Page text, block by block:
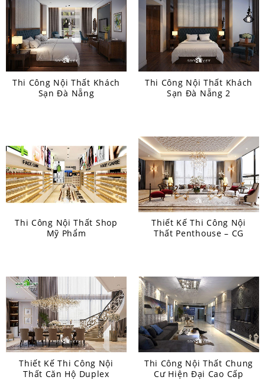
Thi Công Nội Thất Khách
Sạn Đà Nẵng
Thi Công Nội Thất Khách
Sạn Đà Nẵng 2
Thi Công Nội Thất Shop
Mỹ Phẩm
Thiết Kế Thi Công Nội
Thất Penthouse – CG
Thiết Kế Thi Công Nội
Thất Căn Hộ Duplex
Thi Công Nội Thất Chung
Cư Hiện Đại Cao Cấp